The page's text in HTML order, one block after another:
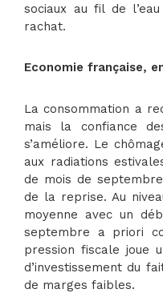
sociaux au fil de
rachat.
Economie française,
La consommation a
mais la confiance
s’améliore. Le
aux radiations
de mois de
de la reprise. Au
moyenne avec un
septembre a priori
pression fiscale joue
d’investissement du
de marges faibles.